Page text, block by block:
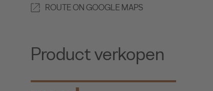
ROUTE ON GOOGLE MAPS
Product verkopen